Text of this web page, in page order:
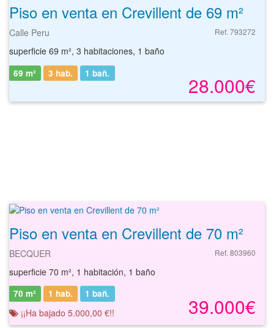
Piso en venta en Crevillent de 69 m²
Calle Peru Ref. 793272
superficie 69 m², 3 habitaciones, 1 baño
28.000€
69 m² 3 hab. 1 bañ.
Piso en venta en Crevillent de 70 m²
BECQUER Ref. 803960
superficie 70 m², 1 habitación, 1 baño
39.000€
70 m² 1 hab. 1 bañ.
¡¡Ha bajado 5.000,00 €!!